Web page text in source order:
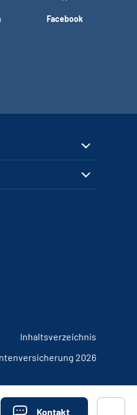
Kontakt
Facebook
Inhaltsverzeichnis
2026